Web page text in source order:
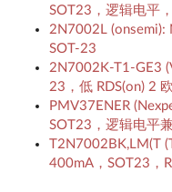
SOT23，逻辑电平
2N7002L (onsemi):
SOT-23
2N7002K-T1-GE3
23，低 RDS(on) 2
PMV37ENER
SOT23，逻辑电平
T2N7002BK,LM(T
400mA，SOT23，